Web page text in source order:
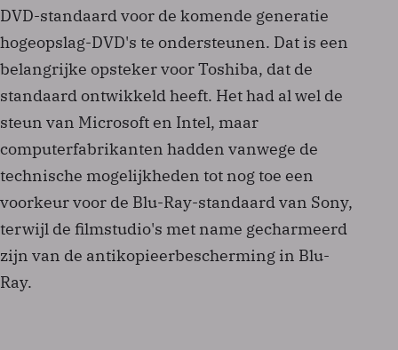
DVD-standaard voor de komende generatie
hogeopslag-DVD's te ondersteunen. Dat is een
belangrijke opsteker voor Toshiba, dat de
standaard ontwikkeld heeft. Het had al wel de
steun van Microsoft en Intel, maar
computerfabrikanten hadden vanwege de
technische mogelijkheden tot nog toe een
voorkeur voor de Blu-Ray-standaard van Sony,
terwijl de filmstudio's met name gecharmeerd
zijn van de antikopieerbescherming in Blu-
Ray.